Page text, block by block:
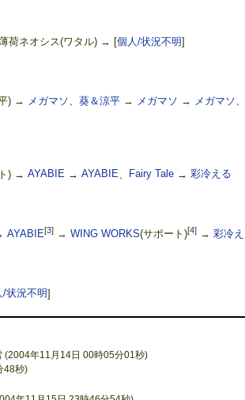
荷ネオシス(ワタル) → [個人/状況不明]
) → メガマソ 、 葵＆涼平→ メガマソ → メガマソ 、
) → AYABIE→ AYABIE、 Fairy Tale→ 彩冷える
AYABIE[3]→ WING WORKS(サポート)[4]→ 彩冷
/状況不明]
年11月14日 00時05分01秒)
48秒)